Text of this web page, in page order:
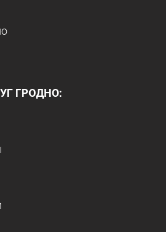
ГРОДНО: